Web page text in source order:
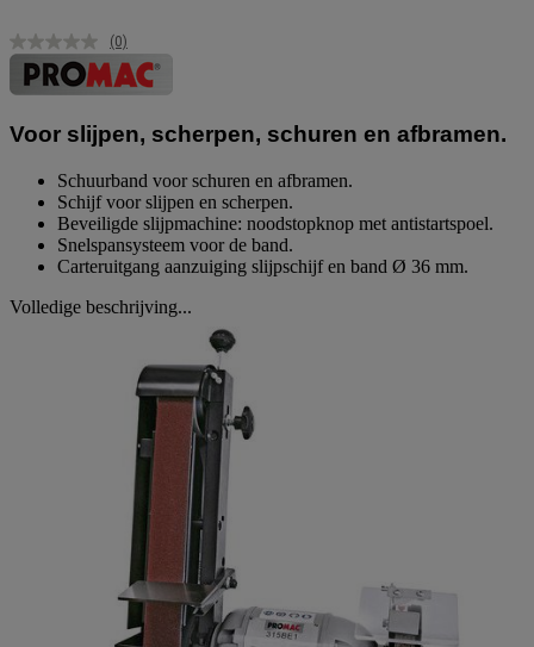
Geen
scorewaarde.
Dezelfde
(0)
Voor slijpen, scherpen, schuren en afbramen.
Schuurband voor schuren en afbramen.
Schijf voor slijpen en scherpen.
Beveiligde slijpmachine: noodstopknop met antistartspoel.
Snelspansysteem voor de band.
Carteruitgang aanzuiging slijpschijf en band Ø 36 mm.
Volledige beschrijving...